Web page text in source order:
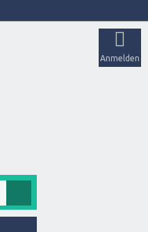
Anmelden